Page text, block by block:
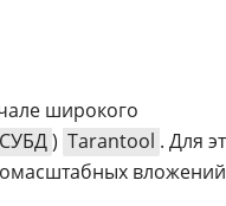
широкого
СУБД) Tarantool . Для